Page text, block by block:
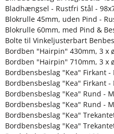
Bladhængsel - Rustfri Stål -
Blokrulle 45mm, uden Pind -
Blokrulle 60mm, med Pind &
Bolte til Vinkeljusterbart
Bordben "Hairpin" 430mm, 3 x
Bordben "Hairpin" 710mm, 3 x
Bordbensbeslag "Kea" Firkant -
Bordbensbeslag "Kea" Firkant -
Bordbensbeslag "Kea" Rund -
Bordbensbeslag "Kea" Rund -
Bordbensbeslag "Kea"
Bordbensbeslag "Kea"